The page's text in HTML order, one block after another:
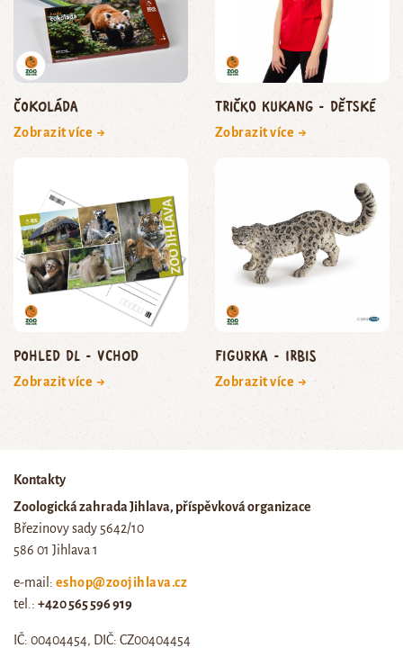
Čokoláda
Zobrazit více →
Tričko Kukang - dětské
Zobrazit více →
Pohled DL - vchod
Zobrazit více →
Figurka - irbis
Zobrazit více →
Kontakty
Zoologická zahrada Jihlava, příspěvková organizace
Březinovy sady 5642/10
586 01 Jihlava 1
e-mail: eshop@zoojihlava.cz
tel.: +420 565 596 919
IČ: 00404454, DIČ: CZ00404454